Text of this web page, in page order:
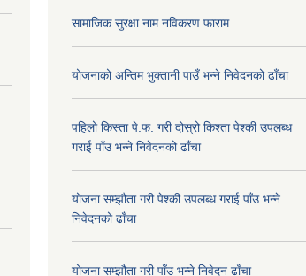
सामाजिक सुरक्षा नाम नविकरण फाराम
योजनाको अन्तिम भुक्तानी पाउँ भन्ने निवेदनको ढाँचा
पहिलो किस्ता पे.फ. गरी दोस्रो किश्ता पेश्की उपलब्ध
गराई पाँउ भन्ने निवेदनको ढाँचा
योजना सम्झौता गरी पेश्की उपलब्ध गराई पाँउ भन्ने
निवेदनको ढाँचा
योजना सम्झौता गरी पाँउ भन्ने निवेदन ढाँचा